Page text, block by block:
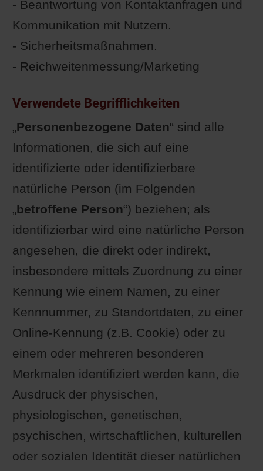
- Beantwortung von Kontaktanfragen und
Kommunikation mit Nutzern.
- Sicherheitsmaßnahmen.
- Reichweitenmessung/Marketing
Verwendete Begrifflichkeiten
„Personenbezogene Daten“ sind alle
Informationen, die sich auf eine
identifizierte oder identifizierbare
natürliche Person (im Folgenden
„betroffene Person“) beziehen; als
identifizierbar wird eine natürliche Person
angesehen, die direkt oder indirekt,
insbesondere mittels Zuordnung zu einer
Kennung wie einem Namen, zu einer
Kennnummer, zu Standortdaten, zu einer
Online-Kennung (z.B. Cookie) oder zu
einem oder mehreren besonderen
Merkmalen identifiziert werden kann, die
Ausdruck der physischen,
physiologischen, genetischen,
psychischen, wirtschaftlichen, kulturellen
oder sozialen Identität dieser natürlichen